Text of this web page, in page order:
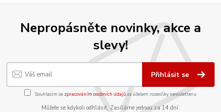
Nepropásněte novinky, akce a
slevy!
Přihlásit se
Souhlasím se zpracováním osobních údajůza účelem rozesílky newsletteru.
Můžete se kdykoli odhlásit. Zasíláme jednou za 14 dní.